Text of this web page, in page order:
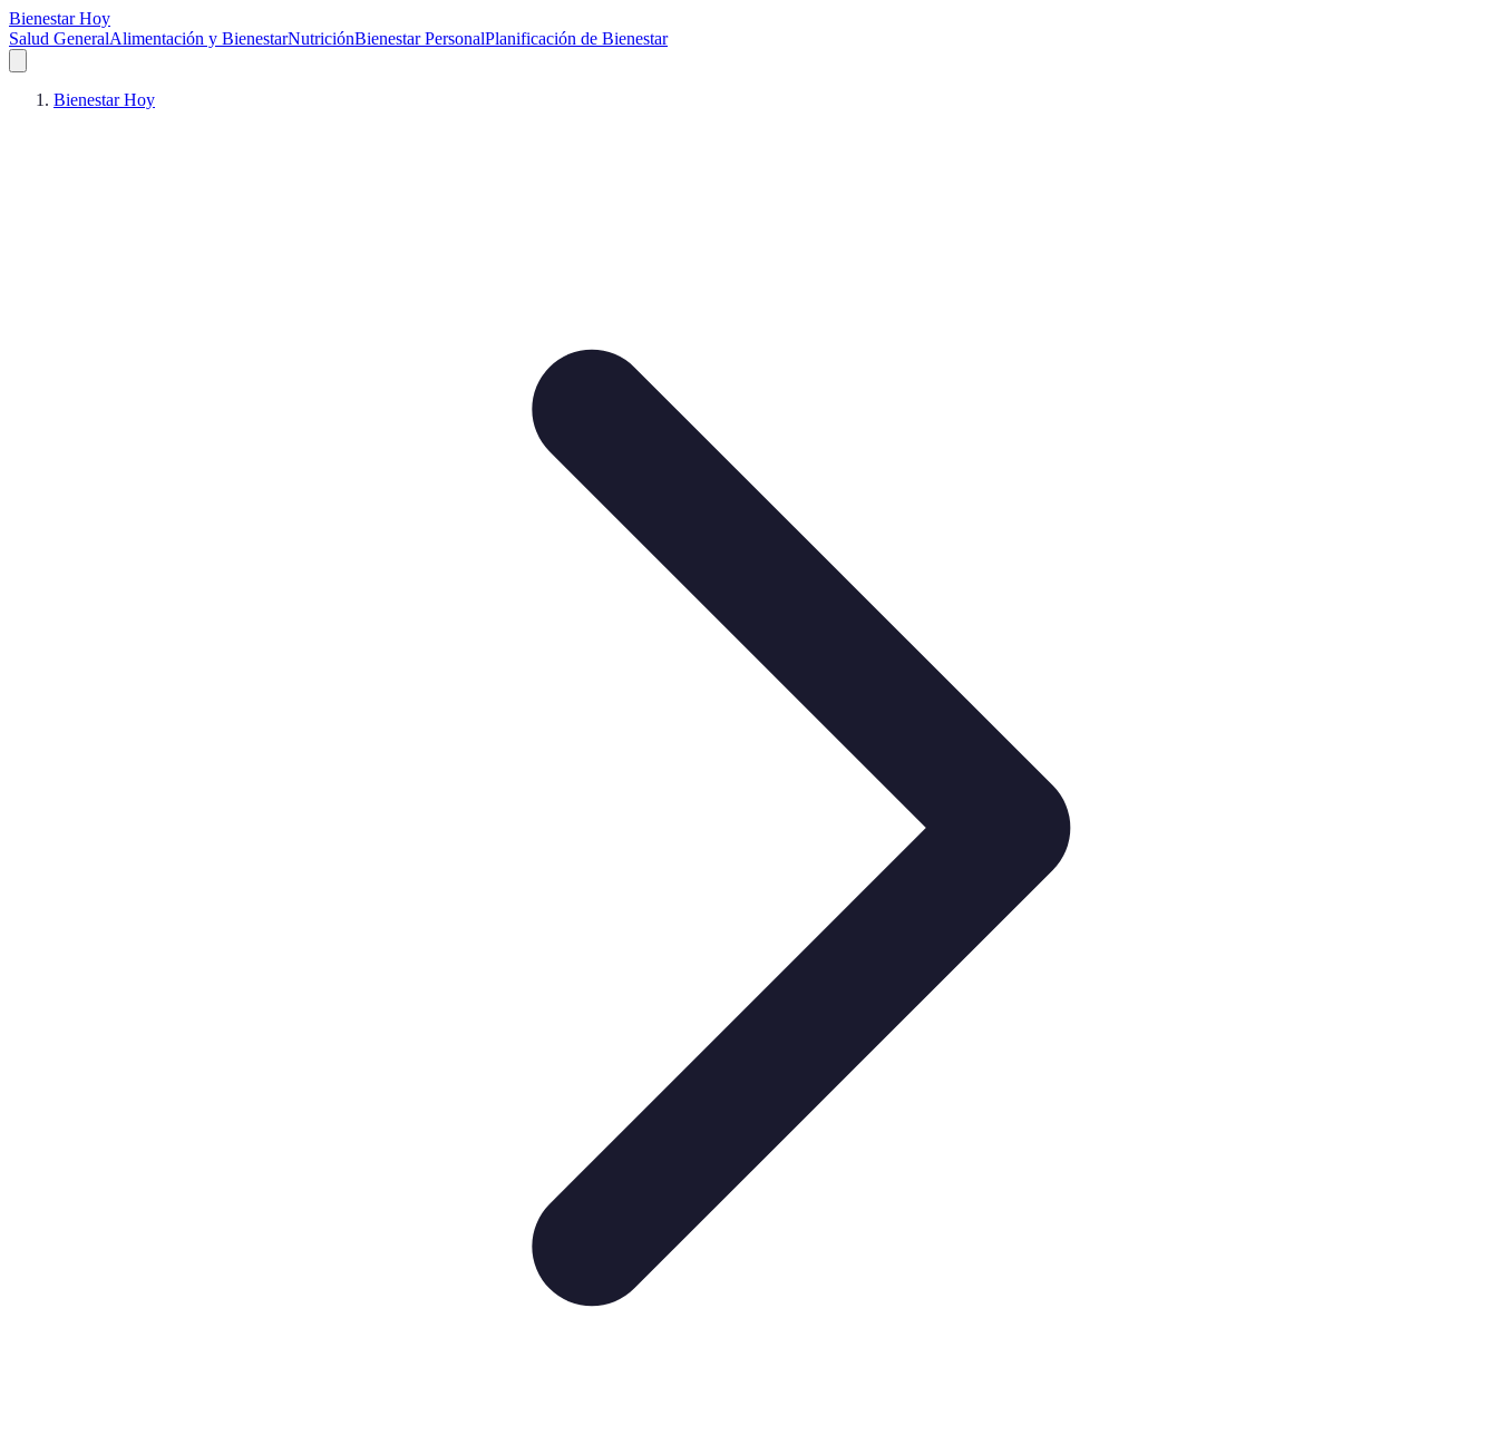
Bienestar Hoy
Salud GeneralAlimentación y BienestarNutriciónBienestar PersonalPlanificación de Bienestar
Bienestar Hoy